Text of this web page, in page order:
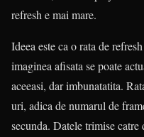
refresh e mai mare.
Ideea este ca o rata de
imaginea afisata se poate
aceeasi, dar imbunatatita.
uri, adica de numarul de
secunda. Datele trimise